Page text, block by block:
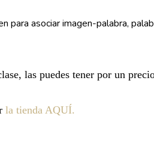
para asociar imagen-palabra,
las puedes tener por un
la tienda AQUÍ.